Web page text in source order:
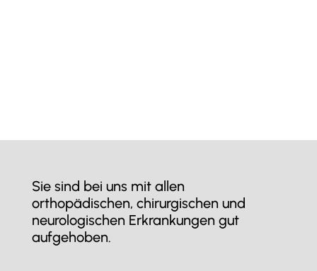
Sie sind bei uns mit allen
orthopädischen, chirurgischen und
neurologischen Erkrankungen gut
aufgehoben.